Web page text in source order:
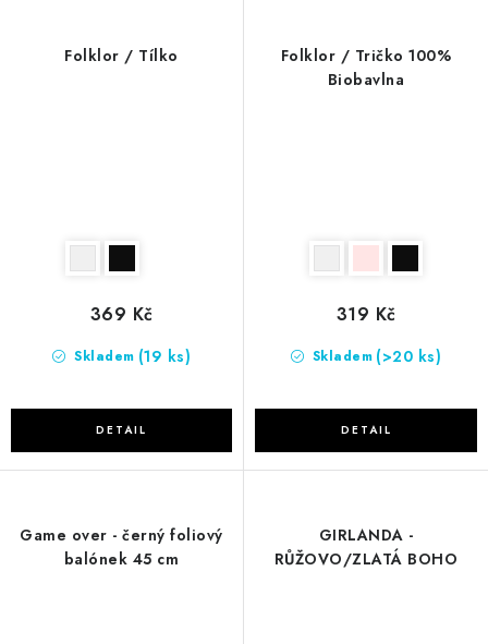
Folklor / Tílko
Skladem (19 ks)
369 Kč
Folklor / Tričko 100%
Biobavlna
Skladem (>20 ks)
319 Kč
Game over - černý foliový
balónek 45 cm
GIRLANDA -
RŮŽOVO/ZLATÁ BOHO